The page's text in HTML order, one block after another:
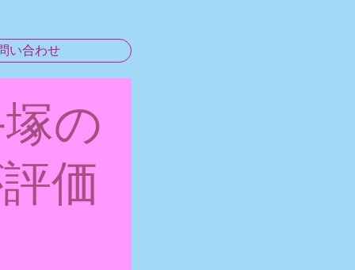
い合わせ
の
価